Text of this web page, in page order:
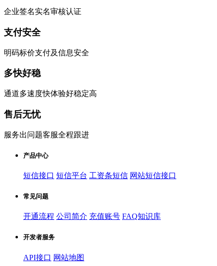
企业签名实名审核认证
支付安全
明码标价支付及信息安全
多快好稳
通道多速度快体验好稳定高
售后无忧
服务出问题客服全程跟进
产品中心
短信接口 短信平台 工资条短信 网站短信接口
常见问题
开通流程 公司简介 充值账号 FAQ知识库
开发者服务
API接口 网站地图